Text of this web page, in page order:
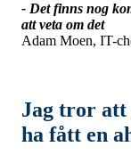
- Detfinns nog
att veta om det
Adam Moen, IT-
Jag tror att
ha fått en